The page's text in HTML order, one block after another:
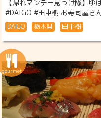
【帰れマンデー見っけ隊】
#DAIGO #田中樹 お寿司屋
DAIGO 栃木県 田中樹